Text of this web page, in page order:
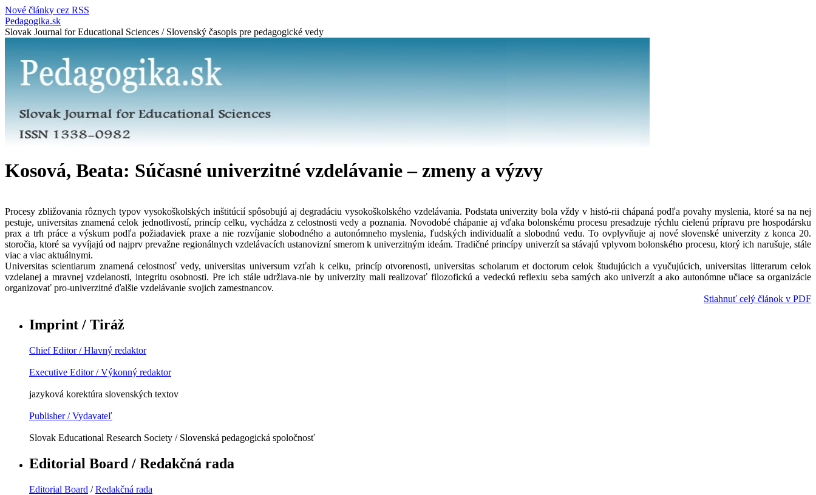
Nové články cez RSS
Pedagogika.sk
Slovak Journal for Educational Sciences / Slovenský časopis pre pedagogické vedy
Kosová, Beata: Súčasné univerzitné vzdelávanie – zmeny a výzvy
Procesy zbližovania rôznych typov vysokoškolských inštitúcií spôsobujú aj degradáciu vysokoškolského vzdelávania. Podstata univerzity bola vždy v histó-rii chápaná podľa povahy myslenia, ktoré sa na nej
pestuje, universitas znamená celok jednotlivostí, princíp celku, vychádza z celostnosti vedy a poznania. Novodobé chápanie aj vďaka bolonskému procesu presadzuje rýchlu cielenú prípravu pre hospodársku
prax a trh práce a výskum podľa požiadaviek praxe a nie rozvíjanie slobodného a autonómneho myslenia, ľudských individualít a slobodnú vedu. To ovplyvňuje aj nové slovenské univerzity z konca 20.
storočia, ktoré sa vyvíjajú od najprv prevažne regionálnych vzdelávacích ustanovizní smerom k univerzitným ideám. Tradičné princípy univerzít sa stávajú vplyvom bolonského procesu, ktorý ich narušuje, stále
viac a viac aktuálnymi.
Universitas scientiarum znamená celostnosť vedy, universitas universum vzťah k celku, princíp otvorenosti, universitas scholarum et doctorum celok študujúcich a vyučujúcich, universitas litterarum celok
vzdelanej a mravnej vzdelanosti, integritu osobnosti. Pre ich stále udržiava-nie by univerzity mali realizovať filozofickú a vedeckú reflexiu seba samých ako univerzít a ako autonómne učiace sa organizácie
organizovať pro-univerzitné ďalšie vzdelávanie svojich zamestnancov.
Stiahnuť celý článok v PDF
Imprint / Tiráž
Chief Editor / Hlavný redaktor
Executive Editor / Výkonný redaktor
jazyková korektúra slovenských textov
Publisher / Vydavateľ
Slovak Educational Research Society / Slovenská pedagogická spoločnosť
Editorial Board / Redakčná rada
Editorial Board /Redakčná rada